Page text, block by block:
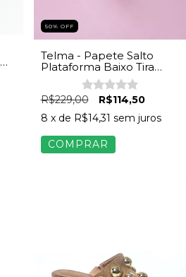
50% OFF
Telma - Papete Salto
Plataforma Baixo Tira
Reta Clássica Feminina
R$229,00
R$114,50
8 x de R$14,31 sem juros
COMPRAR